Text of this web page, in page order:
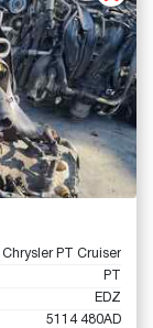
Chrysler PT Cruiser
PT
EDZ
5114 480AD